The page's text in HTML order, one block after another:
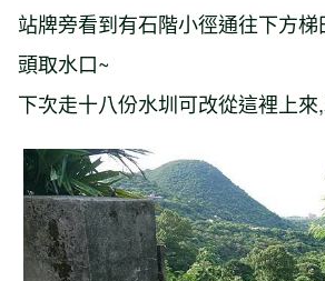
站牌旁看到有石階小徑通往下方
頭取水口~
下次走十八份水圳可改從這裡上